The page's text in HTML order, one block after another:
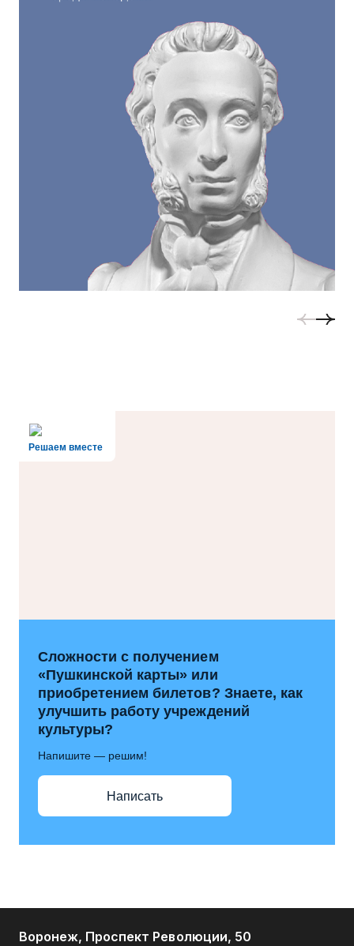
Решаем вместе
Сложности с получением
«Пушкинской карты» или
приобретением билетов? Знаете, как
улучшить работу учреждений
культуры?
Напишите — решим!
Написать
Воронеж, Проспект Революции, 50